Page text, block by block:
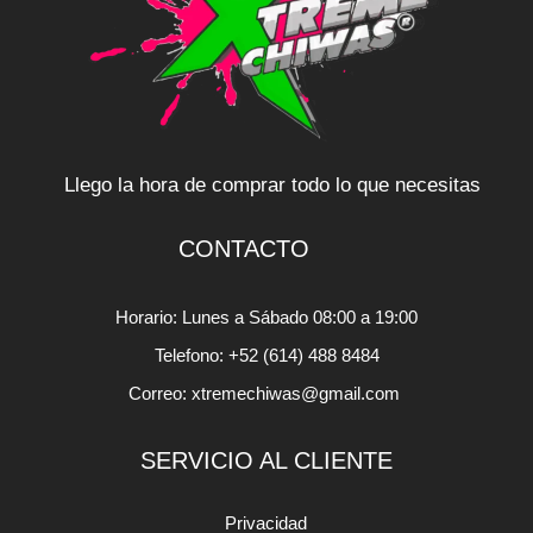
Llego la hora de comprar todo lo que necesitas
CONTACTO
Horario: Lunes a Sábado 08:00 a 19:00
Telefono: +52 (614) 488 8484
Correo: xtremechiwas@gmail.com
SERVICIO AL CLIENTE
Privacidad